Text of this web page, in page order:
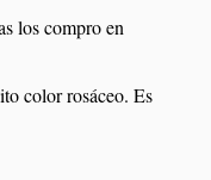
los compro en
color rosáceo. Es